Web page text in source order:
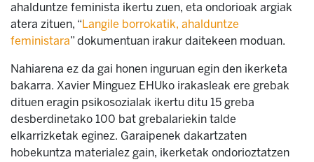
ahalduntze feminista ikertu zuen, eta ondorioak argiak
atera zituen, “Langile borrokatik, ahalduntze
feministara” dokumentuan irakur daitekeen moduan.
Nahiarena ez da gai honen inguruan egin den ikerketa
bakarra. Xavier Minguez EHUko irakasleak ere grebak
dituen eragin psikosozialak ikertu ditu 15 greba
desberdinetako 100 bat grebalariekin talde
elkarrizketak eginez. Garaipenek dakartzaten
hobekuntza materialez gain, ikerketak ondorioztatzen